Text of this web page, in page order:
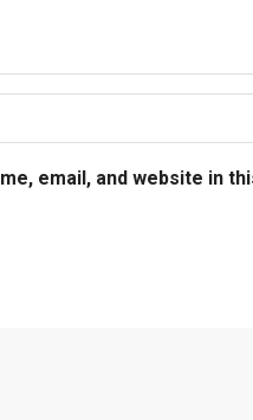
email, and website in